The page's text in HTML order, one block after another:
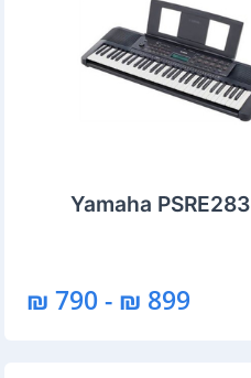
‏אורגנית Yamaha PSRE283
899 ₪ - 790 ₪